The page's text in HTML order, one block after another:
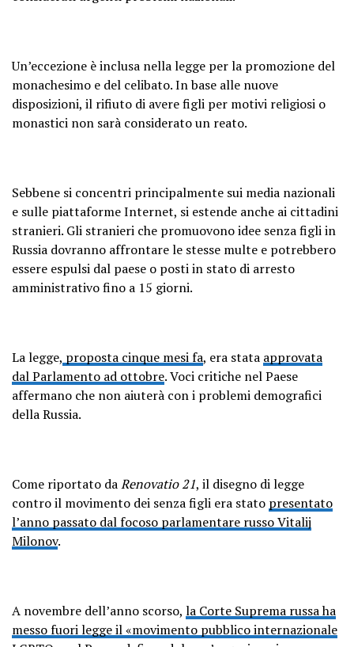
Un’eccezione è inclusa nella legge per la promozione del
monachesimo e del celibato. In base alle nuove
disposizioni, il rifiuto di avere figli per motivi religiosi o
monastici non sarà considerato un reato.
Sebbene si concentri principalmente sui media nazionali
e sulle piattaforme Internet, si estende anche ai cittadini
stranieri. Gli stranieri che promuovono idee senza figli in
Russia dovranno affrontare le stesse multe e potrebbero
essere espulsi dal paese o posti in stato di arresto
amministrativo fino a 15 giorni.
La legge, proposta cinque mesi fa, era stata approvata
dal Parlamento ad ottobre. Voci critiche nel Paese
affermano che non aiuterà con i problemi demografici
della Russia.
Come riportato daRenovatio 21, il disegno di legge
contro il movimento dei senza figli era stato presentato
l’anno passato dal focoso parlamentare russo Vitalij
Milonov.
A novembre dell’anno scorso, la Corte Suprema russa ha
messo fuori legge il «movimento pubblico internazionale